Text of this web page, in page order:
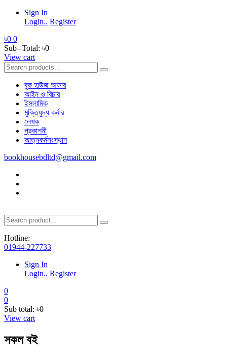
Sign In
Login.. Register
৳0 0
Sub--Total: ৳0
View cart
বুক হাউজ অফার
আইন ও বিচার
ইসলামিক
মুক্তিযুদ্ধ কর্নার
লেখক
প্রকাশনী
আত্নকর্মসংস্থান
bookhousebdltd@gmail.com
Hotline:
01944-227733
Sign In
Login.. Register
0
0
Sub total: ৳0
View cart
সকল বই